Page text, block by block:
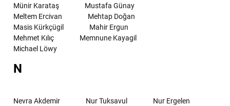
Münir Karataş
Mustafa Günay
Meltem Ercivan
Mehtap Doğan
Masis Kürkçügil
Mahir Ergun
Mehmet Kılıç
Memnune Kayagil
Michael Löwy
N
Nevra Akdemir Nur Tuksavul Nur Ergelen